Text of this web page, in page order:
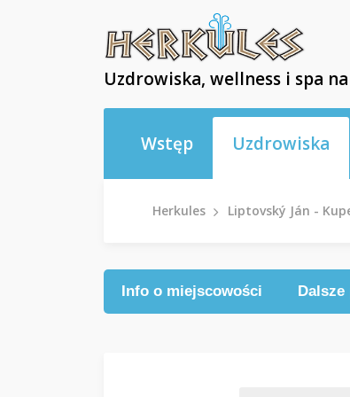
Uzdrowiska, wellness i spa na
Wstęp Uzdrowiska
Herkules Liptovský Ján -
Info o miejscowości